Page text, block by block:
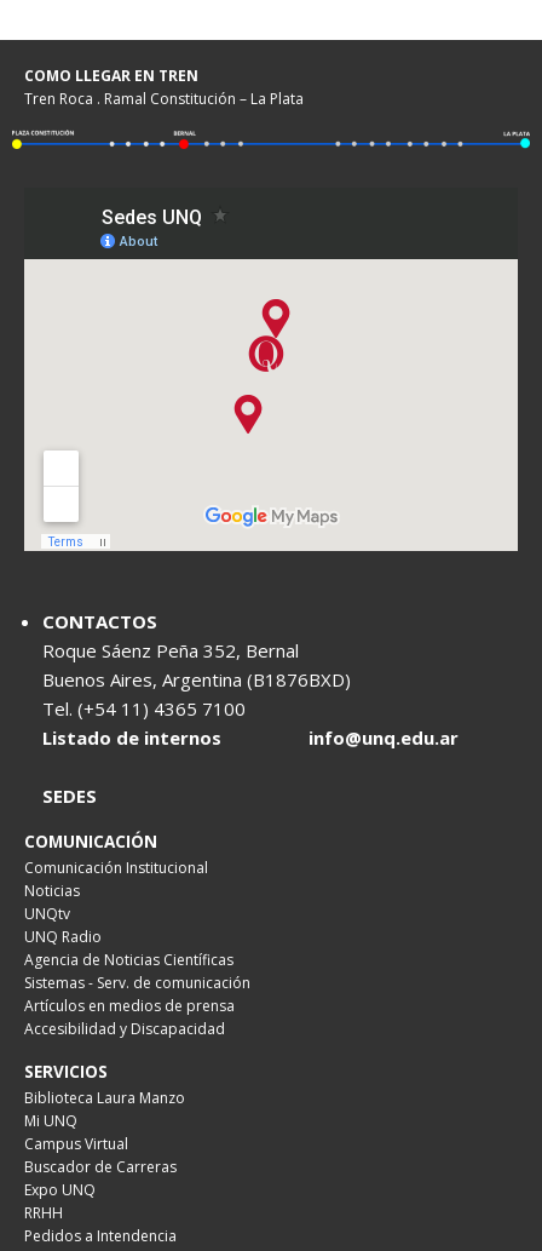
COMO LLEGAR EN TREN
Tren Roca . Ramal Constitución – La Plata
CONTACTOS
Roque Sáenz Peña 352, Bernal
Buenos Aires, Argentina (B1876BXD)
Tel. (+54 11) 4365 7100
Listado de internos
info@unq.edu.ar
SEDES
COMUNICACIÓN
Comunicación Institucional
Noticias
UNQtv
UNQ Radio
Agencia de Noticias Científicas
Sistemas - Serv. de comunicación
Artículos en medios de prensa
Accesibilidad y Discapacidad
SERVICIOS
Biblioteca Laura Manzo
Mi UNQ
Campus Virtual
Buscador de Carreras
Expo UNQ
RRHH
Pedidos a Intendencia